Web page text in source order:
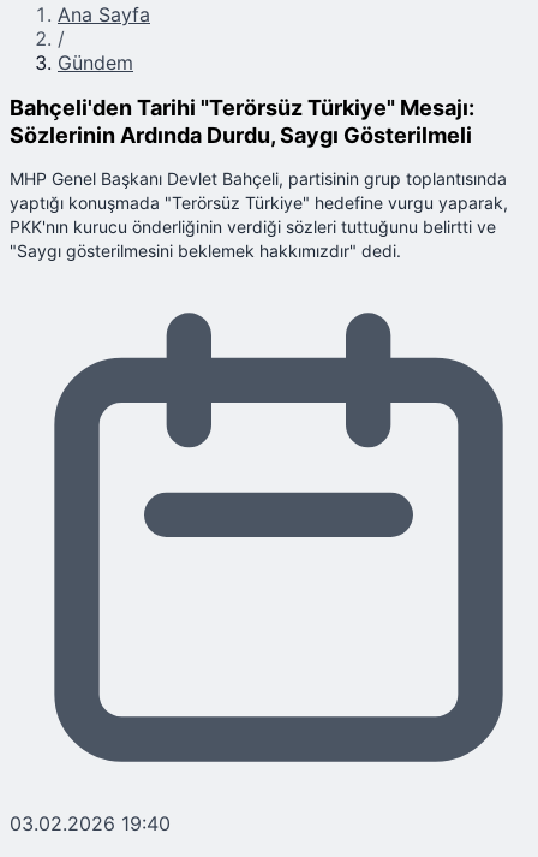
Ana Sayfa
/
Gündem
Bahçeli'den Tarihi "Terörsüz Türkiye" Mesajı:
Sözlerinin Ardında Durdu, Saygı Gösterilmeli
MHP Genel Başkanı Devlet Bahçeli, partisinin grup toplantısında
yaptığı konuşmada "Terörsüz Türkiye" hedefine vurgu yaparak,
PKK'nın kurucu önderliğinin verdiği sözleri tuttuğunu belirtti ve
"Saygı gösterilmesini beklemek hakkımızdır" dedi.
03.02.2026 19:40